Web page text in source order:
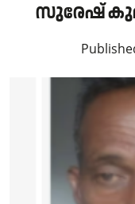
സുരേഷ്